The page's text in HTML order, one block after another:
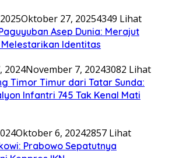
Oktober 27, 20254349 Lihat
Asep Dunia: Merajut
Identitas
2024November 7, 20243082 Lihat
Timor Timur dari Tatar Sunda:
Infantri 745 Tak Kenal Mati
Oktober 6, 20242857 Lihat
Prabowo Sepatutnya